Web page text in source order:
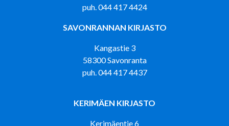
puh. 044 417 4424
SAVONRANNAN KIRJASTO
Kangastie 3
58300 Savonranta
puh. 044 417 4437
KERIMÄEN KIRJASTO
Kerimäentie 6